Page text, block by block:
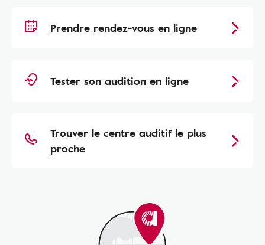
Prendre rendez-vous en ligne
Tester son audition en ligne
Trouver le centre auditif le plus
proche